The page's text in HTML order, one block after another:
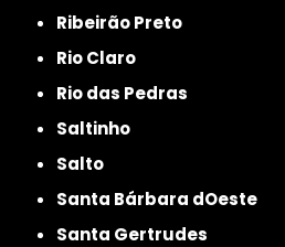
Ribeirão Preto
Rio Claro
Rio das Pedras
Saltinho
Salto
Santa Bárbara dOeste
Santa Gertrudes